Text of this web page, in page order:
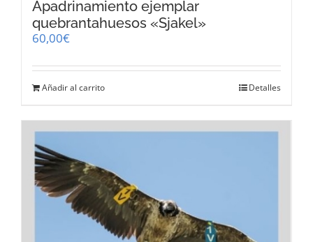
Apadrinamiento ejemplar
quebrantahuesos «Sjakel»
60,00€
Añadir al carrito Detalles